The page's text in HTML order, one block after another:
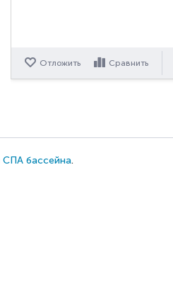
Отложить Сравнить
СПА бассейна.